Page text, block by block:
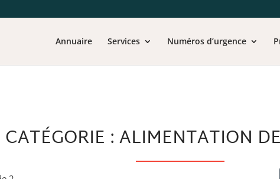
Annuaire Services Numéros d’urgence
CATÉGORIE : ALIMENTATION